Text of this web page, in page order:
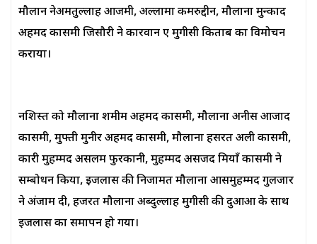
मौलान नेअमतुल्लाह आजमी, अल्लामा कमरुद्दीन, मौलाना मुन्काद
अहमद कासमी जिसौरी ने कारवान ए मुगीसी किताब का विमोचन
कराया।
नशिस्त को मौलाना शमीम अहमद कासमी, मौलाना अनीस आजाद
कासमी, मुफ्ती मुनीर अहमद कासमी, मौलाना हसरत अली कासमी,
कारी मुहम्मद असलम फुरकानी, मुहम्मद असजद मियाँ कासमी ने
सम्बोधन किया, इजलास की निजामत मौलाना आसमुहम्मद गुलजार
ने अंजाम दी, हजरत मौलाना अब्दुल्लाह मुगीसी की दुआओं के साथ
इजलास का समापन हो गया।